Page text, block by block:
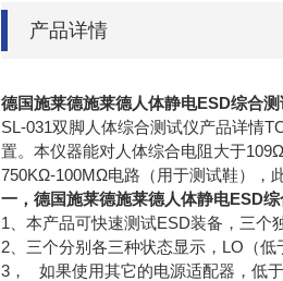
产品详情
德国施莱德施莱德人体静电ESD综合测
SL-031双脚人体综合测试仪产品详情
置。本仪器能对人体综合电阻大于
750KΩ-100MΩ电路（用于测试鞋），
一，德国施莱德施莱德人体静电ESD
1、本产品可快速测试ESD装备，三个
2、三个分别各三种状态显示，LO（
3， 如果使用其它的电源适配器，低